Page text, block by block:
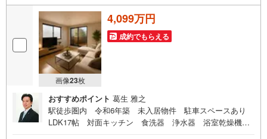
画像23枚
4,099万円
成約でもらえる
おすすめポイント 葛生 雅之
駅徒歩圏内 令和6年築 未入居物件 駐車スペースあり
LDK17帖 対面キッチン 食洗器 浄水器 浴室乾燥機